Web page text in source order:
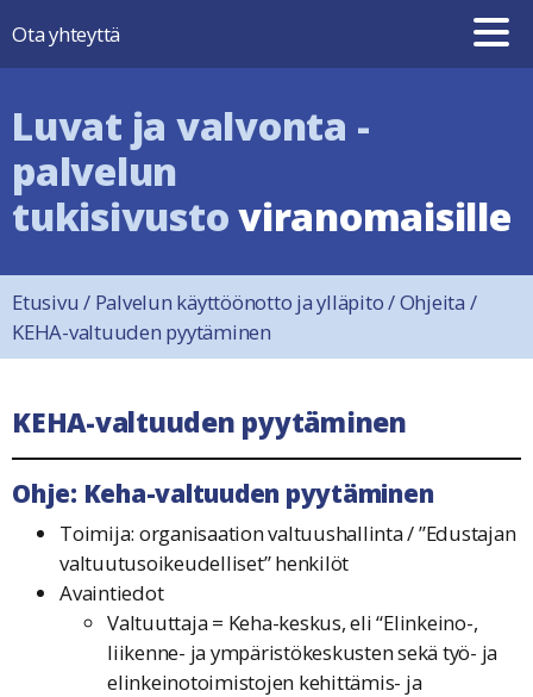
Ota yhteyttä
Luvat ja valvonta -
palvelun
tukisivustoviranomaisille
Etusivu / Palvelun käyttöönotto ja ylläpito/Ohjeita /
KEHA-valtuuden pyytäminen
KEHA-valtuuden pyytäminen
Ohje: Keha-valtuuden pyytäminen
Toimija: organisaation valtuushallinta / ”Edustajan
valtuutusoikeudelliset” henkilöt
Avaintiedot
Valtuuttaja = Keha-keskus, eli “Elinkeino-,
liikenne- ja ympäristökeskusten sekä työ- ja
elinkeinotoimistojen kehittämis- ja